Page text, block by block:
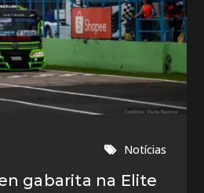
Notícias
gabarita na Elite